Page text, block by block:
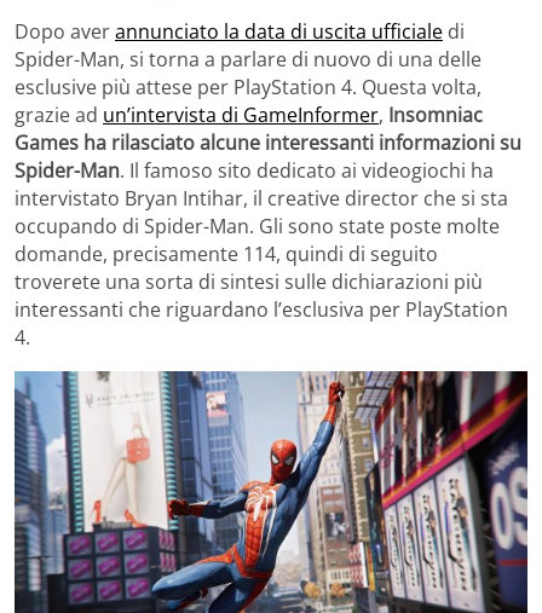
Dopo averannunciato la data di uscita ufficiale di
Spider-Man, si torna a parlare di nuovo di una delle
esclusive più attese per PlayStation 4. Questa volta,
grazie ad un’intervista di GameInformer, Insomniac
Games ha rilasciato alcune interessanti informazioni su
Spider-Man. Il famoso sito dedicato ai videogiochi ha
intervistato Bryan Intihar, il creative director che si sta
occupando di Spider-Man. Gli sono state poste molte
domande, precisamente 114, quindi di seguito
troverete una sorta di sintesi sulle dichiarazioni più
interessanti che riguardano l’esclusiva per PlayStation
4.